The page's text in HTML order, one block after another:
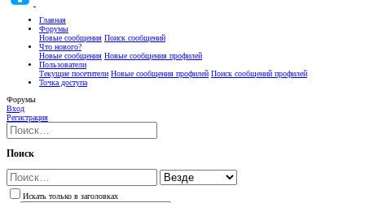
Главная
Форумы
Новые сообщения Поиск сообщений
Что нового?
Новые сообщения Новые сообщения профилей
Пользователи
Текущие посетители Новые сообщения профилей Поиск сообщений профилей
Точка доступа
Форумы
Вход
Регистрация
Поиск
Искать только в заголовках